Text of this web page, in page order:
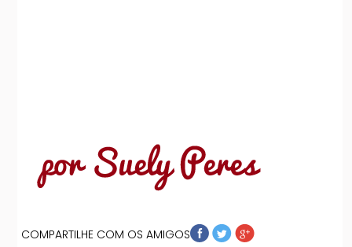
COMPARTILHE COM OS AMIGOS